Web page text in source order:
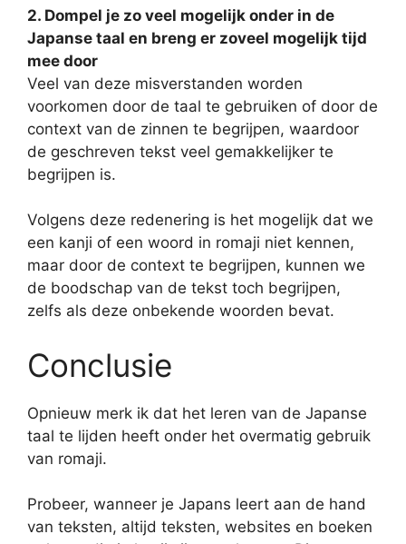
2. Dompel je zo veel mogelijk onder in de
Japanse taal en breng er zoveel mogelijk tijd
mee door
Veel van deze misverstanden worden
voorkomen door de taal te gebruiken of door de
context van de zinnen te begrijpen, waardoor
de geschreven tekst veel gemakkelijker te
begrijpen is.
Volgens deze redenering is het mogelijk dat we
een kanji of een woord in romaji niet kennen,
maar door de context te begrijpen, kunnen we
de boodschap van de tekst toch begrijpen,
zelfs als deze onbekende woorden bevat.
Conclusie
Opnieuw merk ik dat het leren van de Japanse
taal te lijden heeft onder het overmatig gebruik
van romaji.
Probeer, wanneer je Japans leert aan de hand
van teksten, altijd teksten, websites en boeken